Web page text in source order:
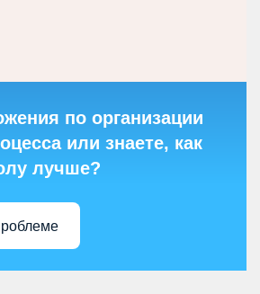
по организации
или знаете, как
лучше?